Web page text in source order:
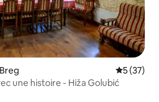
5 (37)
une histoire - Hiža Golubić